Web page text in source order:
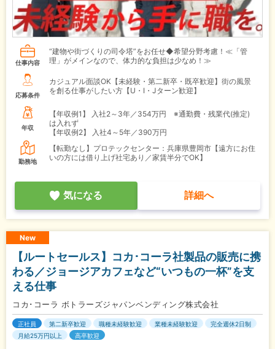
仕事内容
“建物や街づくりの司令塔”をお任せ◆希望分野考慮！≪「管
理」がメインなので、体力的な負担は少なめ！≫
応募条件
カジュアル面談OK【未経験・第二新卒・既卒歓迎】街の風景
を創る仕事がしたい方【U・I・Jターン歓迎】
年収
【年収例1】
入社2～3年／354万円 ※通勤費・残業代(推定)
は入れず
【年収例2】
入社4～5年／390万円
勤務地
【転勤なし】プロテックセンター：兵庫県豊岡市【遠方にお住
いの方には借り上げ社宅あり／家賃半分でOK】
気になる 詳細へ
New
【ルートセールス】コカ･コーラ社製品の販売に携
わる／ジョージアカフェなど“いつもの一杯”を支
える仕事
コカ･コーラ ボトラーズジャパンベンディング株式会社
正社員 第二新卒歓迎 職種未経験歓迎 業種未経験歓迎
完全週休2日制
月給25万円以上
高卒歓迎